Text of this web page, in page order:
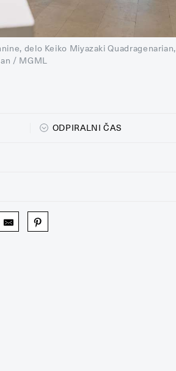
delo Keiko Miyazaki Quadragenarian,
/ MGML
ODPIRALNI ČAS